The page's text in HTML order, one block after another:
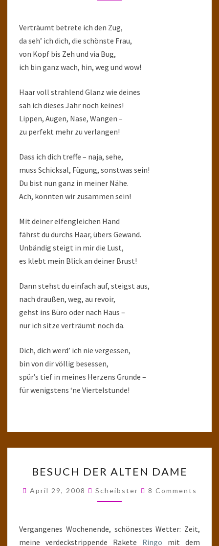
Verträumt betrete ich den Zug,
da seh’ ich dich, die schönste Frau,
von Kopf bis Zeh und via Bug,
ich bin ganz wach, hin, weg und wow!
Haar voll strahlend Glanz wie deines
sah ich dieses Jahr noch keines!
Lippen, Augen, Nase, Wangen –
zu perfekt mehr zu verlangen!
Dass ich dich treffe – naja, sehe,
muss Schicksal, Fügung, sonstwas sein!
Du bist nun ganz in meiner Nähe.
Ach, könnten wir zusammen sein!
Mit deiner elfengleichen Hand
fährst du durchs Haar, übers Gewand.
Unbändig steigt in mir die Lust,
es klebt mein Blick an deiner Brust!
Dann stehst du einfach auf, steigst aus,
nach draußen, weg, au revoir,
gehst ins Büro oder nach Haus –
nur ich sitze verträumt noch da.
Dich, dich werd’ ich nie vergessen,
bin von dir völlig besessen,
spür’s tief in meines Herzens Grunde –
für wenigstens ‘ne Viertelstunde!
DER
ALTEN
DAME
BESUCH DER ALTEN DAME
April 29, 2008 Scheibster Comments
8 Comments
Vergangenes Wochenende, schönestes Wetter: Zeit,
meine verdeckstrippende Rakete Ringo mit dem